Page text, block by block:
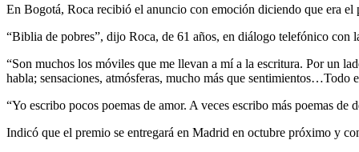
En Bogotá, Roca recibió el anuncio con emoción diciendo que era el
“Biblia de pobres”, dijo Roca, de 61 años, en diálogo telefónico con
“Son muchos los móviles que me llevan a mí a la escritura. Por un
habla; sensaciones, atmósferas, mucho más que sentimientos…Todo
“Yo escribo pocos poemas de amor. A veces escribo más poemas
Indicó que el premio se entregará en Madrid en octubre próximo y